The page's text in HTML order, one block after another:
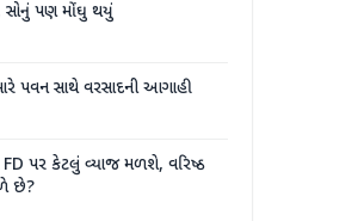
સોનું પણ મોંઘુ થયું
પવન સાથે વરસાદની આગાહી
FD પર કેટલું વ્યાજ મળશે, વરિષ્ઠ
છે?